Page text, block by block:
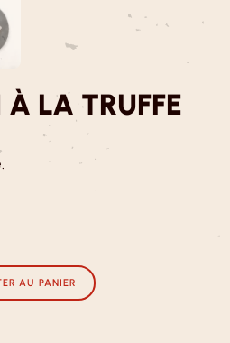
LA TRUFFE
AU PANIER